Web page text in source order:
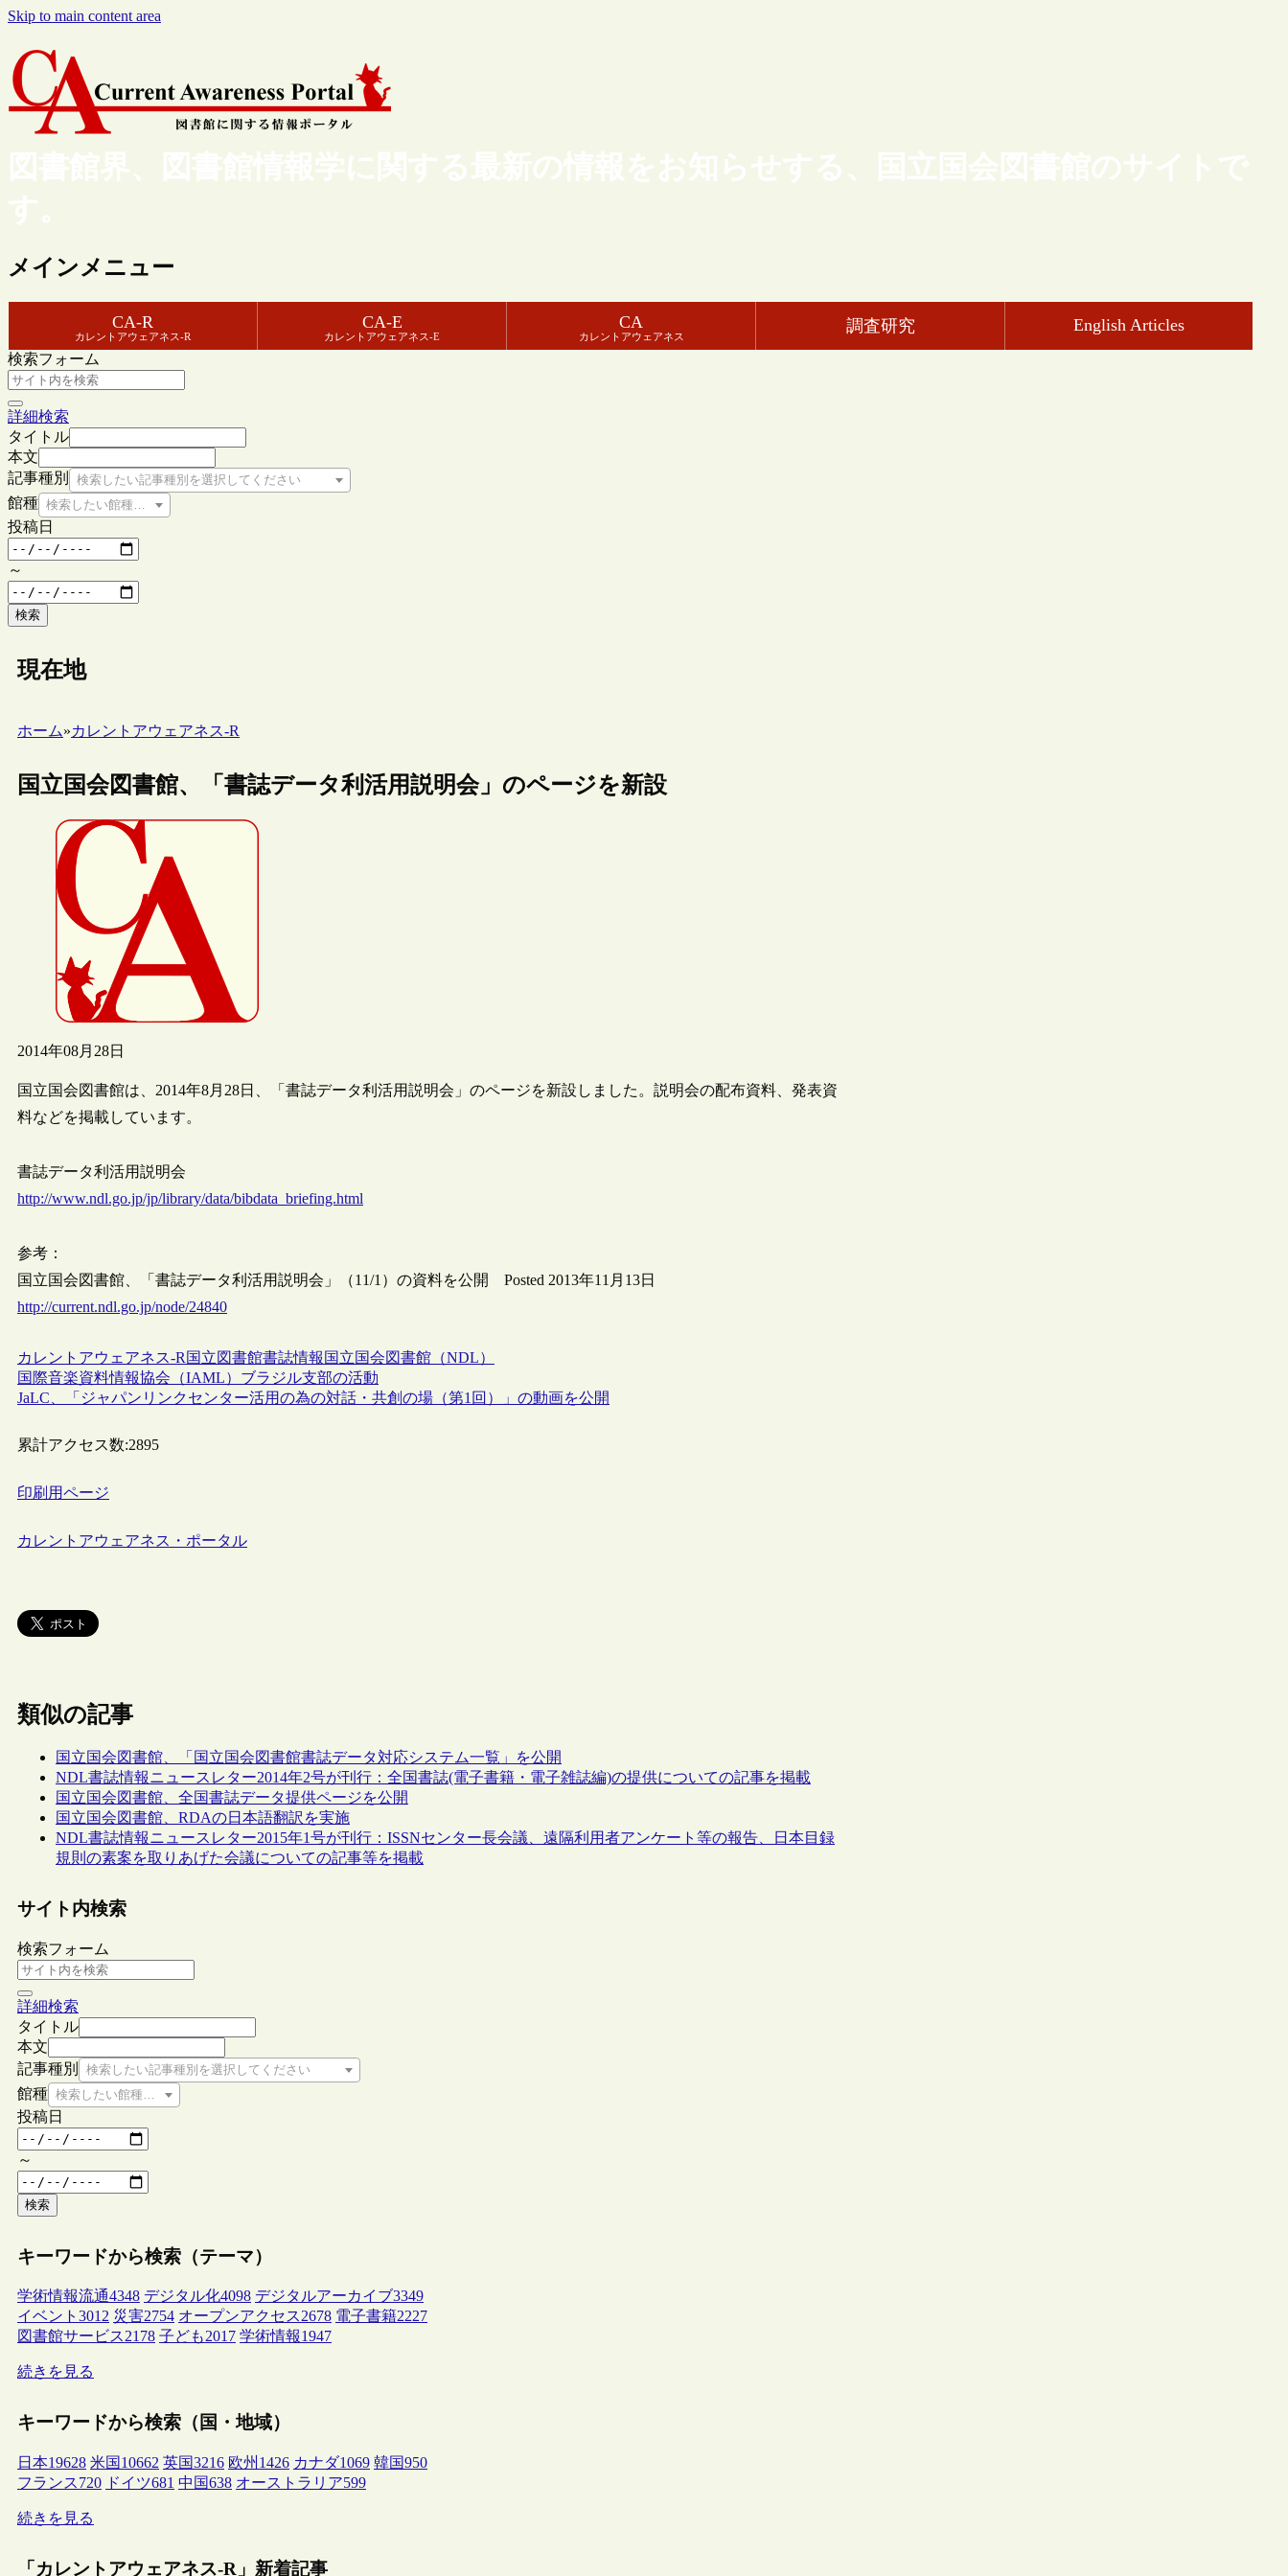
Skip to main content area
図書館界、図書館情報学に関する最新の情報をお知らせする、国立国会図書館のサイトで
す。
メインメニュー
CA-R
カレントアウェアネス-R
CA-E
カレントアウェアネス-E
CA
カレントアウェアネス
調査研究 English Articles
検索フォーム
詳細検索
タイトル
本文
記事種別
検索したい記事種別を選択してください
館種 検索したい館種を選択してください
投稿日
～
検索
現在地
ホーム»カレントアウェアネス-R
国立国会図書館、「書誌データ利活用説明会」のページを新設
2014年08月28日
国立国会図書館は、2014年8月28日、「書誌データ利活用説明会」のページを新設しました。説明会の配布資料、発表資
料などを掲載しています。
書誌データ利活用説明会
http://www.ndl.go.jp/jp/library/data/bibdata_briefing.html
参考：
国立国会図書館、「書誌データ利活用説明会」（11/1）の資料を公開 Posted 2013年11月13日
http://current.ndl.go.jp/node/24840
カレントアウェアネス-R 国立図書館書誌情報 国立国会図書館（NDL）
国際音楽資料情報協会（IAML）ブラジル支部の活動
JaLC、「ジャパンリンクセンター活用の為の対話・共創の場（第1回）」の動画を公開
累計アクセス数:2895
印刷用ページ
カレントアウェアネス・ポータル
類似の記事
国立国会図書館、「国立国会図書館書誌データ対応システム一覧」を公開
NDL書誌情報ニュースレター2014年2号が刊行：全国書誌(電子書籍・電子雑誌編)の提供についての記事を掲載
国立国会図書館、全国書誌データ提供ページを公開
国立国会図書館、RDAの日本語翻訳を実施
NDL書誌情報ニュースレター2015年1号が刊行：ISSNセンター長会議、遠隔利用者アンケート等の報告、日本目録
規則の素案を取りあげた会議についての記事等を掲載
サイト内検索
検索フォーム
詳細検索
タイトル
本文
記事種別
検索したい記事種別を選択してください
館種 検索したい館種を選択してください
投稿日
～
検索
キーワードから検索（テーマ）
学術情報流通4348 デジタル化4098 デジタルアーカイブ3349
イベント 3012 災害2754 オープンアクセス2678 電子書籍2227
図書館サービス2178 子ども2017 学術情報1947
続きを見る
キーワードから検索（国・地域）
日本19628 米国 10662 英国3216 欧州 1426 カナダ1069 韓国950
フランス720 ドイツ681 中国638 オーストラリア599
続きを見る
「カレントアウェアネス-R」新着記事